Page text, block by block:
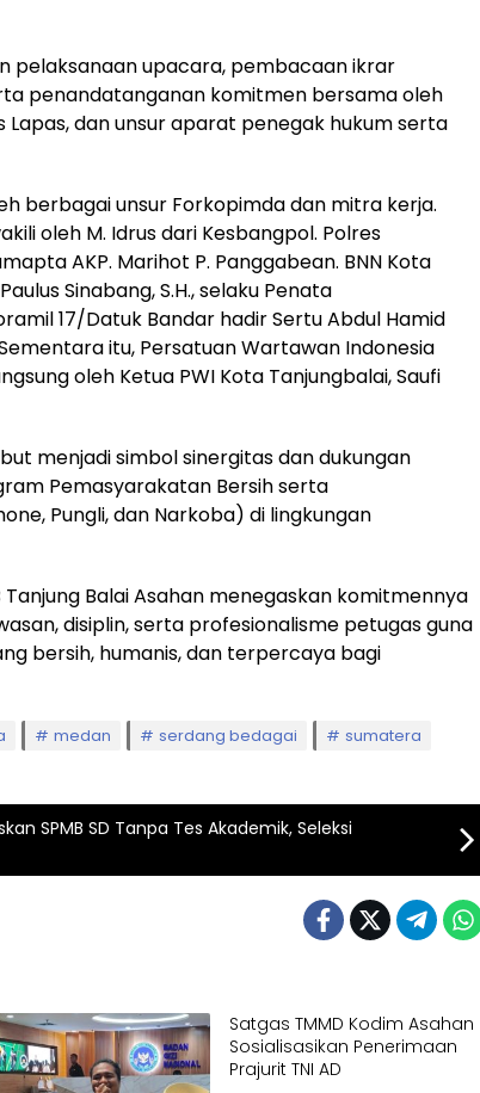
pelaksanaan upacara, pembacaan ikrar
penandatanganan komitmen bersama oleh
dan unsur aparat penegak hukum serta
berbagai unsur Forkopimda dan mitra kerja.
oleh M. Idrus dari Kesbangpol. Polres
AKP. Marihot P. Panggabean. BNN Kota
Sinabang, S.H., selaku Penata
17/Datuk Bandar hadir Sertu Abdul Hamid
itu, Persatuan Wartawan Indonesia
oleh Ketua PWI Kota Tanjungbalai, Saufi
menjadi simbol sinergitas dan dukungan
Pemasyarakatan Bersih serta
Pungli, dan Narkoba) di lingkungan
Tanjung Balai Asahan menegaskan komitmennya
disiplin, serta profesionalisme petugas guna
bersih, humanis, dan terpercaya bagi
medan serdang bedagai
sumatera
SPMB SD Tanpa Tes Akademik, Seleksi
Satgas TMMD Kodim Asahan
Sosialisasikan Penerimaan
Prajurit TNI AD